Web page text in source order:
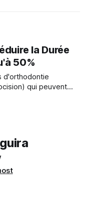
la Durée
50%
d'orthodontie
qui peuvent